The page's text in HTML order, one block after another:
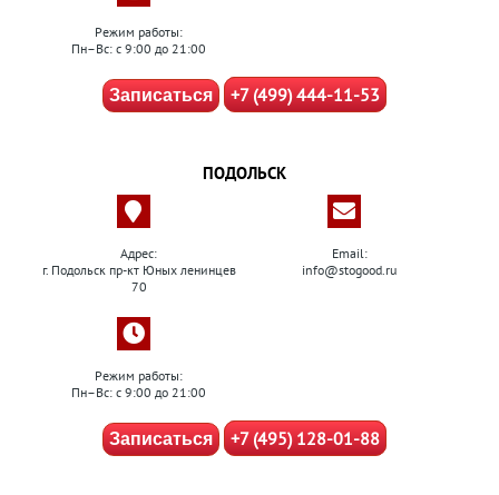
Режим работы:
Пн–Вс: с 9:00 до 21:00
Записаться +7 (499) 444-11-53
ПОДОЛЬСК
Адрес:
г. Подольск пр-кт Юных ленинцев
70
Email:
info@stogood.ru
Режим работы:
Пн–Вс: с 9:00 до 21:00
Записаться +7 (495) 128-01-88